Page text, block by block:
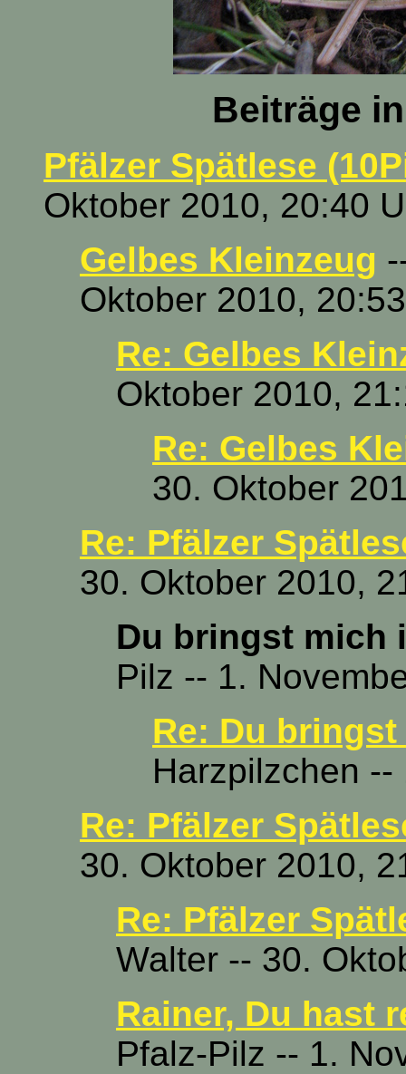
Beiträge
Pfälzer Spätlese
Oktober 2010, 20:40
Gelbes Kleinzeug
Oktober 2010,
Re: Gelbes
Oktober 2010,
Re: Gelbes
30. Oktober
Re: Pfälzer
30. Oktober 2010,
Du bringst mich
Pilz -- 1.
Re: Du
Harzpilzchen
Re: Pfälzer
30. Oktober 2010,
Re: Pfälzer
Walter -- 30.
Rainer, Du hast
Pfalz-Pilz -- 1.